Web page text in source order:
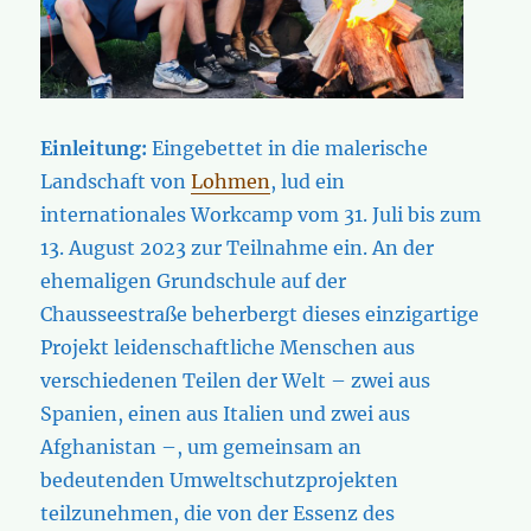
Einleitung: Eingebettet in die malerische
Landschaft vonLohmen, lud ein
internationales Workcamp vom 31. Juli bis zum
13. August 2023 zur Teilnahme ein. An der
ehemaligen Grundschule auf der
Chausseestraße beherbergt dieses einzigartige
Projekt leidenschaftliche Menschen aus
verschiedenen Teilen der Welt – zwei aus
Spanien, einen aus Italien und zwei aus
Afghanistan –, um gemeinsam an
bedeutenden Umweltschutzprojekten
teilzunehmen, die von der Essenz des